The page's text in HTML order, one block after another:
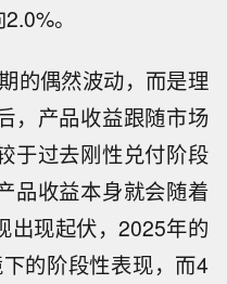
。
的偶然波动，而是理
，产品收益跟随市场
于过去刚性兑付阶段
品收益本身就会随着
出现起伏，2025年的
的阶段性表现，而4